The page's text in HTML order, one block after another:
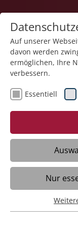
Auf unserer
davon werden
ermöglichen, Ihre
verbessern.
Essentiell
Nur
Essentiell
Essentielle